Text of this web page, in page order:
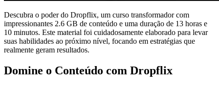
Descubra o poder do Dropflix, um curso transformador com
impressionantes 2.6 GB de conteúdo e uma duração de 13 horas e
10 minutos. Este material foi cuidadosamente elaborado para levar
suas habilidades ao próximo nível, focando em estratégias que
realmente geram resultados.
Domine o Conteúdo com Dropflix